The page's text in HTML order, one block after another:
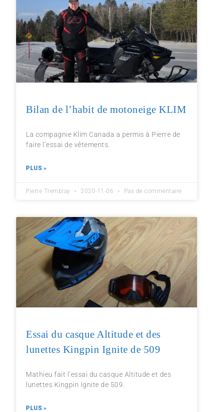
Bilan de l’habit de motoneige KLIM
La compagnie Klim Canada a permis à Pierre de
faire l’essai de vêtements.
PLUS »
Pierre Tremblay 2020-11-06 Pas de commentaire
Essai du casque Altitude et des
lunettes Kingpin Ignite de 509
Mathieu fait l’essai du casque Altitude et des
lunettes Kingpin Ignite de 509.
PLUS »